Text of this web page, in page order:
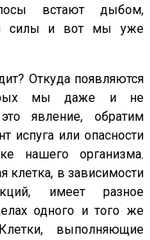
встают дыбом,
силы и вот мы уже
Откуда появляются
мы даже и не
явление, обратим
испуга или опасности
нашего организма.
клетка, в зависимости
имеет разное
одного и того же
выполняющие